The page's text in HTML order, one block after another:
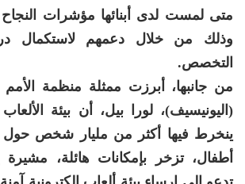
متى لمست لدى أبنائها مؤشرات
وذلك من خلال دعمهم لاستكمال
التخصص.
من جانبها، أبرزت ممثلة منظمة الأمم
(اليونيسيف)، لورا بيل، أن بيئة الألعاب
ينخرط فيها أكثر من مليار شخص حول
أطفال، تزخر بإمكانات هائلة،